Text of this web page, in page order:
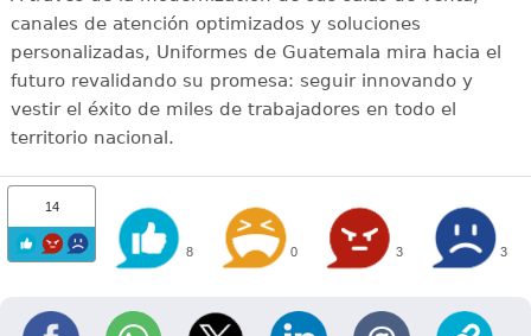
canales de atención optimizados y soluciones
personalizadas, Uniformes de Guatemala mira hacia el
futuro revalidando su promesa: seguir innovando y
vestir el éxito de miles de trabajadores en todo el
territorio nacional.
14
8 0 3 3